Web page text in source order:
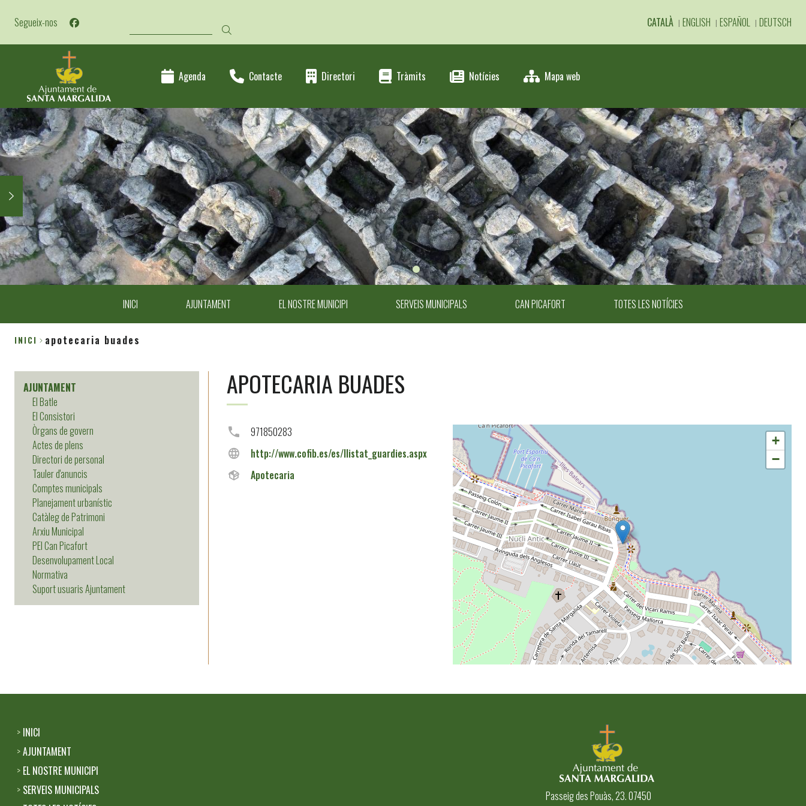
Segueix-nos CATALÀ ENGLISH ESPAÑOL DEUTSCH
Agenda Contacte Directori Tràmits Notícies Mapa web
INICI AJUNTAMENT EL NOSTRE MUNICIPI SERVEIS MUNICIPALS CAN PICAFORT TOTES LES NOTÍCIES
d'Ariadna
INICI apotecaria buades
AJUNTAMENT
El Batle
El Consistori
Òrgans de govern
Actes de plens
Directori de personal
Tauler d'anuncis
Comptes municipals
Planejament urbanístic
Catàleg de Patrimoni
Arxiu Municipal
PEI Can Picafort
Desenvolupament Local
Normativa
Suport usuaris Ajuntament
APOTECARIA BUADES
971850283
http://www.cofib.es/es/llistat_guardies.aspx
Apotecaria
+
−
Footer
menu
1
INICI
AJUNTAMENT
EL NOSTRE MUNICIPI
SERVEIS MUNICIPALS
Passeig des Pouàs, 23. 07450